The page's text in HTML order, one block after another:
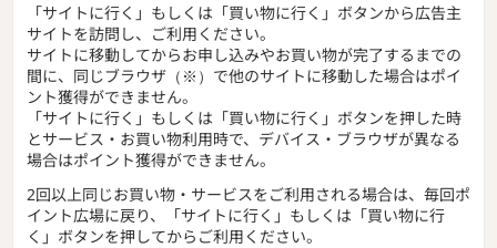
「サイトに行く」もしくは「買い物に行く」ボタンから広告主
サイトを訪問し、ご利用ください。
サイトに移動してからお申し込みやお買い物が完了するまでの
間に、同じブラウザ（※）で他のサイトに移動した場合はポイ
ント獲得ができません。
「サイトに行く」もしくは「買い物に行く」ボタンを押した時
とサービス・お買い物利用時で、デバイス・ブラウザが異なる
場合はポイント獲得ができません。
2回以上同じお買い物・サービスをご利用される場合は、毎回ポ
イント広場に戻り、「サイトに行く」もしくは「買い物に行
く」ボタンを押してからご利用ください。